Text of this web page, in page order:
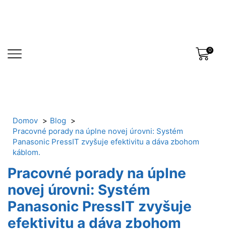
0
Domov
Blog
Pracovné porady na úplne novej úrovni: Systém
Panasonic PressIT zvyšuje efektivitu a dáva zbohom
káblom.
Pracovné porady na úplne
novej úrovni: Systém
Panasonic PressIT zvyšuje
efektivitu a dáva zbohom